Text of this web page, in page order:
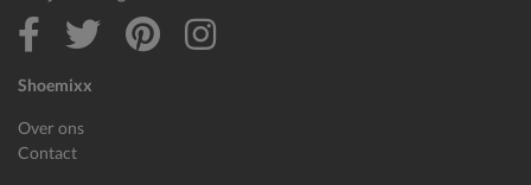
Shoemixx
Over ons
Contact